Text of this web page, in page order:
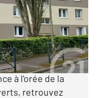
les hauteurs
de France et une
à l'orée de la
retrouvez